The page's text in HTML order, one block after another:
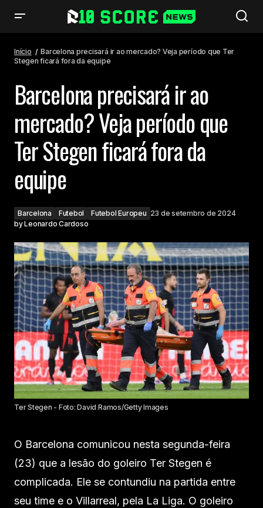
fora da equipe
Início
Barcelona precisará ir ao mercado? Veja período que Ter
Stegen ficará fora da equipe
Barcelona precisará ir ao
mercado? Veja período que
Ter Stegen ficará fora da
equipe
Barcelona Futebol Futebol Europeu 23 de setembro de 2024
byLeonardo Cardoso
Ter Stegen - Foto: David Ramos/Getty Images
O Barcelona comunicou nesta segunda-feira
(23) que a lesão do goleiro Ter Stegen é
complicada. Ele se contundiu na partida entre
seu time e o Villarreal, pela La Liga. O goleiro